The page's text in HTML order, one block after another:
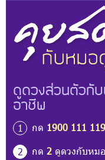
ดูดวงส่วนตัวกั
อาชีพ
1 กด 1900 111 119
2
กด 2 ดูดวงกับหม